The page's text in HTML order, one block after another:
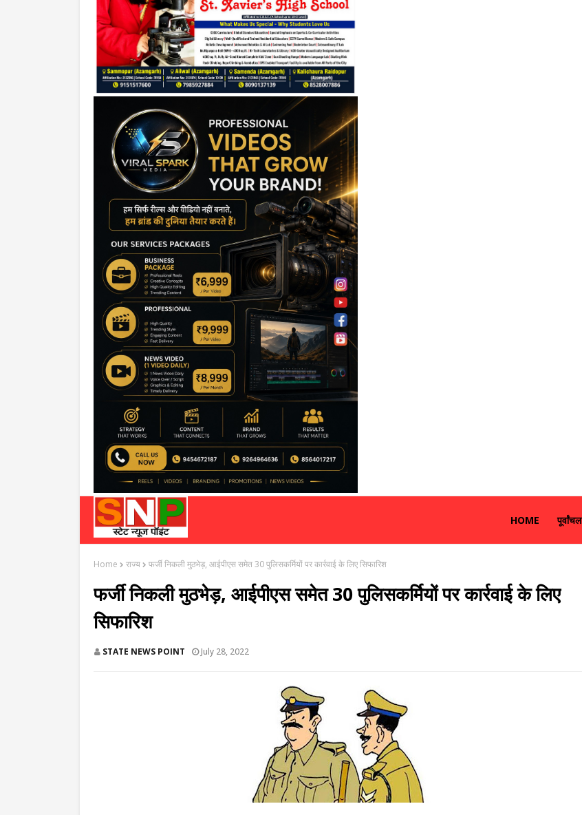
HOME पूर्वांचल
Home राज्य फर्जी निकली मुठभेड़, आईपीएस समेत 30 पुलिसकर्मियों पर कार्रवाई के लिए सिफारिश
फर्जी निकली मुठभेड़, आईपीएस समेत 30 पुलिसकर्मियों पर कार्रवाई के लिए
सिफारिश
STATE NEWS POINT July 28, 2022